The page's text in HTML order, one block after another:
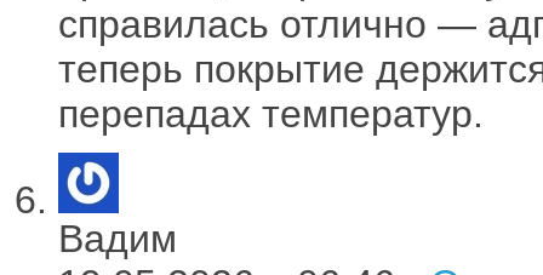
справилась отлично —
теперь покрытие
перепадах температур.
Вадим